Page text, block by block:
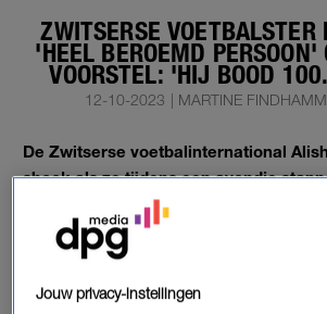
ZWITSERSE VOETBALSTER
'HEEL BEROEMD PERSOON'
VOORSTEL: 'HIJ BOOD
12-10-2023 | MARTINE
De Zwitserse voetbalinternational
shock als ze tijdens een avondje
Miami ineens een app ontvangt van
voetballer.
oneerbaar voorstel: een nacht met haar
Jouw privacy-instellingen